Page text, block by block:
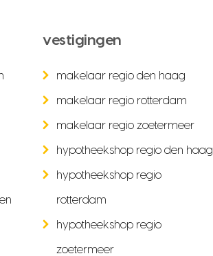
vestigingen
makelaar regio den haag
makelaar regio rotterdam
makelaar regio zoetermeer
hypotheekshop regio den haag
hypotheekshop regio
rotterdam
hypotheekshop regio
zoetermeer